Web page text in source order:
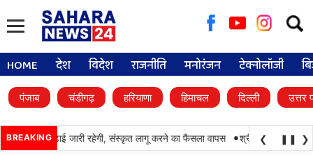
for:
HOME देश विदेश राजनीति मनोरंजन टेक्नोलॉजी
पंजाब चंडीगढ़ हरियाणा हिमाचल दिल्ली उत्तर
BREAKING
पंजाबी की पढ़ाई जारी रहेगी, संस्कृत लागू करने का फैसला वापस • श्री गुरु हरिकृष्ण
❮ ❚❚ ❯